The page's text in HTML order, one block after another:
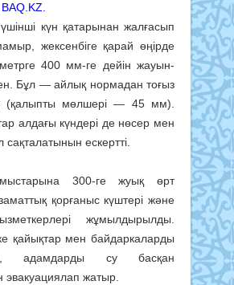
BAQ.KZ.
күн қатарынан жалғасып
жексенбіге қарай өңірде
400 мм-ге дейін жауын-
Бұл — айлық нормадан тоғыз
(қалыпты мөлшері — 45 мм).
алдағы күндері де нөсер мен
ескертті.
300-ге жуық өрт
қорғаныс күштері және
жұмылдырылды.
қайықтар мен байдаркаларды
адамдарды су басқан
эвакуациялап жатыр.